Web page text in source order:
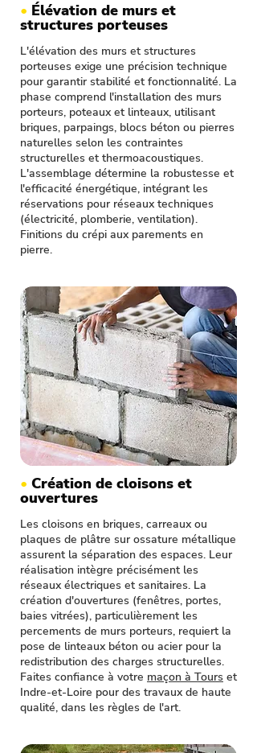
• Élévation de murs et
structures porteuses
L'élévation des murs et structures
porteuses exige une précision technique
pour garantir stabilité et fonctionnalité. La
phase comprend l'installation des murs
porteurs, poteaux et linteaux, utilisant
briques, parpaings, blocs béton ou pierres
naturelles selon les contraintes
structurelles et thermoacoustiques.
L'assemblage détermine la robustesse et
l'efficacité énergétique, intégrant les
réservations pour réseaux techniques
(électricité, plomberie, ventilation).
Finitions du crépi aux parements en
pierre.
• Création de cloisons et
ouvertures
Les cloisons en briques, carreaux ou
plaques de plâtre sur ossature métallique
assurent la séparation des espaces. Leur
réalisation intègre précisément les
réseaux électriques et sanitaires. La
création d'ouvertures (fenêtres, portes,
baies vitrées), particulièrement les
percements de murs porteurs, requiert la
pose de linteaux béton ou acier pour la
redistribution des charges structurelles.
Faites confiance à votre maçon à Tours et
Indre-et-Loire pour des travaux de haute
qualité, dans les règles de l'art.